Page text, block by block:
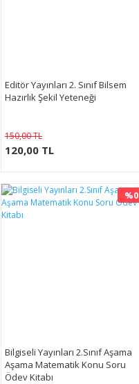
Editör Yayınları 2. Sınıf Bilsem
Hazırlık Şekil Yeteneği
150,00 TL
120,00 TL
%0
Bilgiseli Yayınları 2.Sınıf Aşama
Aşama Matematik Konu Soru
Ödev Kitabı